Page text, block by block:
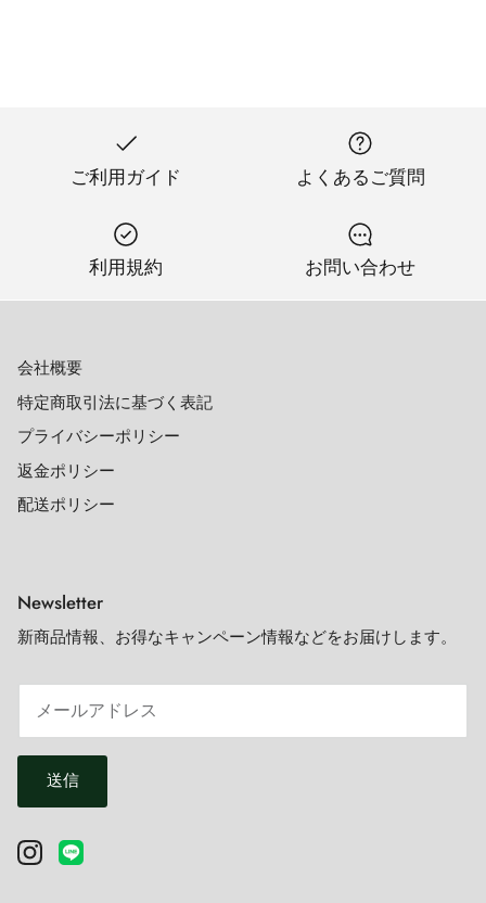
ご利用ガイド よくあるご質問
利用規約 お問い合わせ
会社概要
特定商取引法に基づく表記
プライバシーポリシー
返金ポリシー
配送ポリシー
Newsletter
新商品情報、お得なキャンペーン情報などをお届けします。
送信